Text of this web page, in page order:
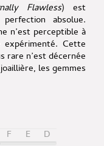
Flawless) est
absolue.
n’est perceptible à
Cette
rare n’est décernée
les gemmes
F E
D